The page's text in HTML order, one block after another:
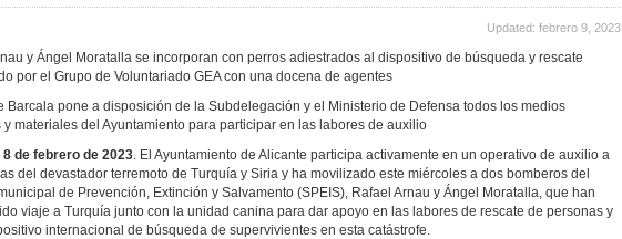
Updated: febrero 9, 2023
y Ángel Moratalla se incorporan con perros adiestrados al dispositivo de búsqueda y rescate
por el Grupo de Voluntariado GEA con una docena de agentes
Barcala pone a disposición de la Subdelegación y el Ministerio de Defensa todos los medios
y materiales del Ayuntamiento para participar en las labores de auxilio
de febrero de 2023. El Ayuntamiento de Alicante participa activamente en un operativo de auxilio a
del devastador terremoto de Turquía y Siria y ha movilizado este miércoles a dos bomberos del
de Prevención, Extinción y Salvamento (SPEIS), Rafael Arnau y Ángel Moratalla, que han
viaje a Turquía junto con la unidad canina para dar apoyo en las labores de rescate de personas y
internacional de búsqueda de supervivientes en esta catástrofe.